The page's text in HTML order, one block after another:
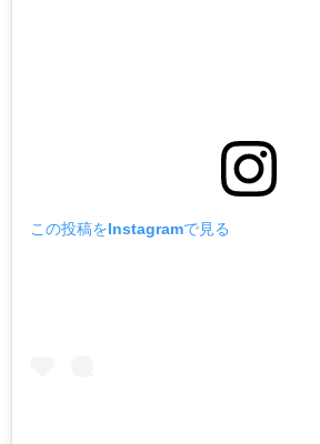
この投稿をInstagramで見る